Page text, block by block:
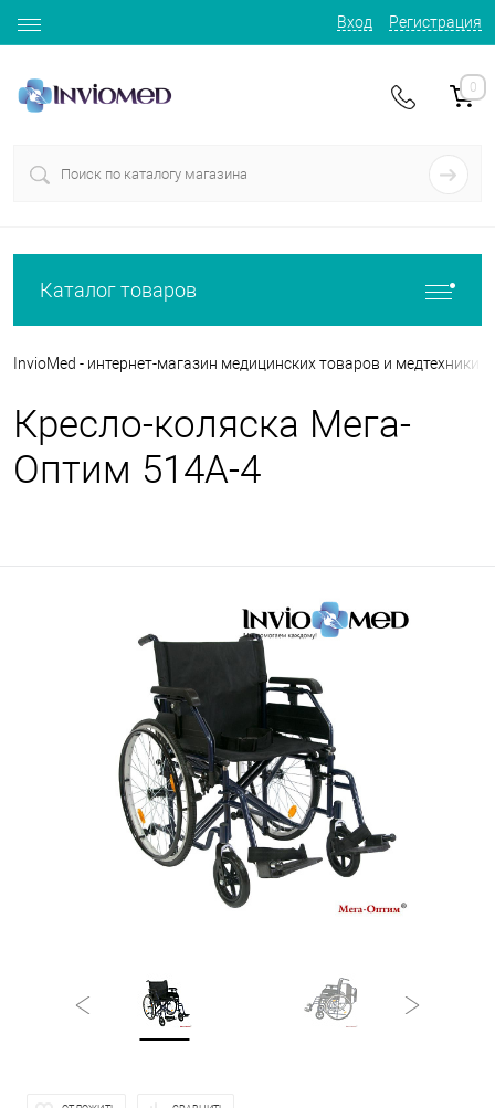
Вход Регистрация
0
Каталог товаров
InvioMed - интернет-магазин медицинских товаров и медтехники
Кресло-коляска Мега-
Оптим 514A-4